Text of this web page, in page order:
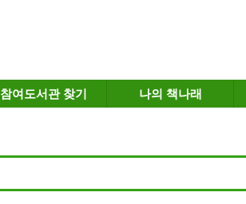
참여도서관 찾기 나의 책나래